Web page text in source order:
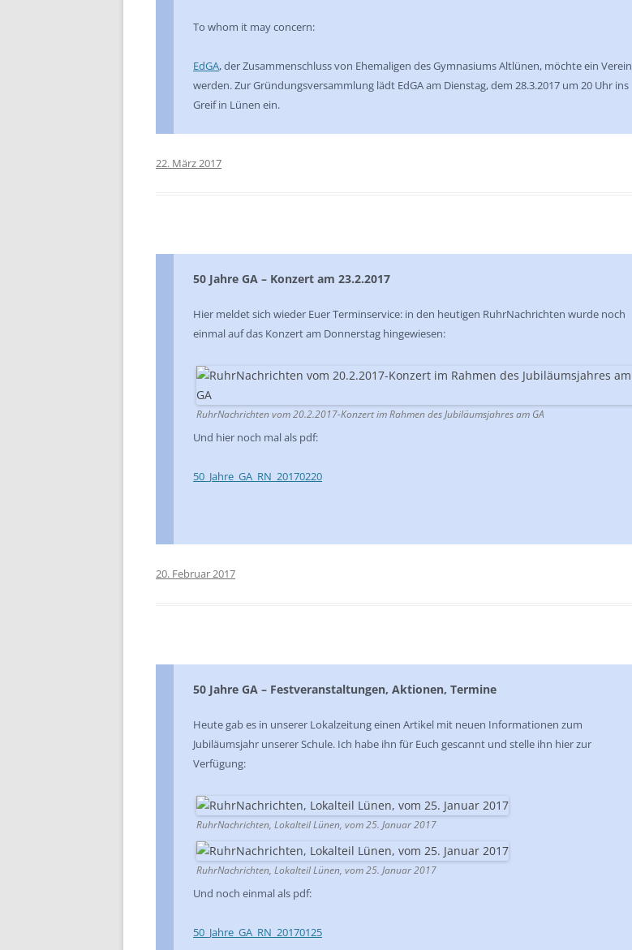
To whom it may concern:
EdGA, der Zusammenschluss von Ehemaligen des Gymnasiums Altlünen, möchte ein Verein
werden. Zur Gründungsversammlung lädt EdGA am Dienstag, dem 28.3.2017 um 20 Uhr ins
Greif in Lünen ein.
22. März 2017
50 Jahre GA – Konzert am 23.2.2017
Hier meldet sich wieder Euer Terminservice: in den heutigen RuhrNachrichten wurde noch
einmal auf das Konzert am Donnerstag hingewiesen:
RuhrNachrichten vom 20.2.2017-Konzert im Rahmen des Jubiläumsjahres am GA
Und hier noch mal als pdf:
50_Jahre_GA_RN_20170220
20. Februar 2017
50 Jahre GA – Festveranstaltungen, Aktionen, Termine
Heute gab es in unserer Lokalzeitung einen Artikel mit neuen Informationen zum
Jubiläumsjahr unserer Schule. Ich habe ihn für Euch gescannt und stelle ihn hier zur
Verfügung:
RuhrNachrichten, Lokalteil Lünen, vom 25. Januar 2017
RuhrNachrichten, Lokalteil Lünen, vom 25. Januar 2017
Und noch einmal als pdf:
50_Jahre_GA_RN_20170125